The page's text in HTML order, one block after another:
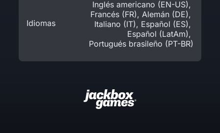
Idiomas
Inglés americano (EN-US),
Francés (FR), Alemán (DE),
Italiano (IT), Español (ES),
Español (LatAm),
Portugués brasileño (PT-BR)